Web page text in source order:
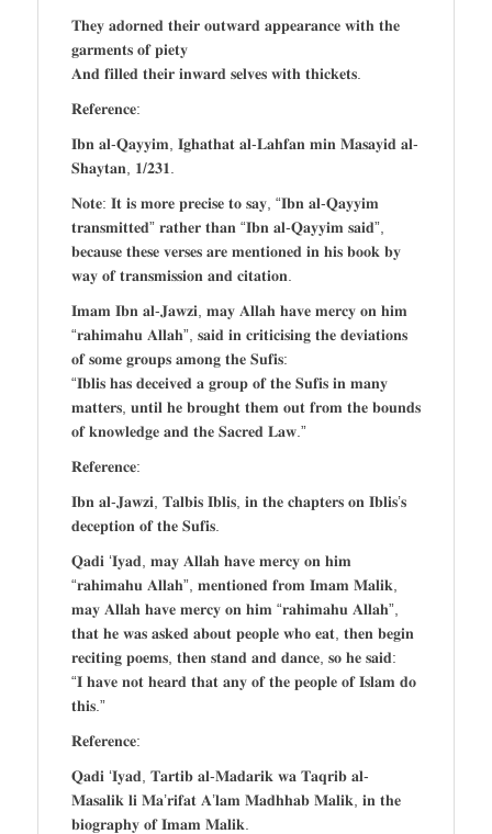
𝐓𝐡𝐞𝐲 𝐚𝐝𝐨𝐫𝐧𝐞𝐝 𝐭𝐡𝐞𝐢𝐫 𝐨𝐮𝐭𝐰𝐚𝐫𝐝 𝐚𝐩𝐩𝐞𝐚𝐫𝐚𝐧𝐜𝐞 𝐰𝐢𝐭𝐡 𝐭𝐡𝐞
𝐠𝐚𝐫𝐦𝐞𝐧𝐭𝐬 𝐨𝐟 𝐩𝐢𝐞𝐭𝐲
𝐀𝐧𝐝 𝐟𝐢𝐥𝐥𝐞𝐝 𝐭𝐡𝐞𝐢𝐫 𝐢𝐧𝐰𝐚𝐫𝐝 𝐬𝐞𝐥𝐯𝐞𝐬 𝐰𝐢𝐭𝐡 𝐭𝐡𝐢𝐜𝐤𝐞𝐭𝐬.
𝐑𝐞𝐟𝐞𝐫𝐞𝐧𝐜𝐞:
𝐈𝐛𝐧 𝐚𝐥-𝐐𝐚𝐲𝐲𝐢𝐦, 𝐈𝐠𝐡𝐚𝐭𝐡𝐚𝐭 𝐚𝐥-𝐋𝐚𝐡𝐟𝐚𝐧 𝐦𝐢𝐧 𝐌𝐚𝐬𝐚𝐲𝐢𝐝 𝐚𝐥-
𝐒𝐡𝐚𝐲𝐭𝐚𝐧, 𝟏/𝟐𝟑𝟏.
𝐍𝐨𝐭𝐞: 𝐈𝐭 𝐢𝐬 𝐦𝐨𝐫𝐞 𝐩𝐫𝐞𝐜𝐢𝐬𝐞 𝐭𝐨 𝐬𝐚𝐲, “𝐈𝐛𝐧 𝐚𝐥-𝐐𝐚𝐲𝐲𝐢𝐦
𝐭𝐫𝐚𝐧𝐬𝐦𝐢𝐭𝐭𝐞𝐝” 𝐫𝐚𝐭𝐡𝐞𝐫 𝐭𝐡𝐚𝐧 “𝐈𝐛𝐧 𝐚𝐥-𝐐𝐚𝐲𝐲𝐢𝐦 𝐬𝐚𝐢𝐝”,
𝐛𝐞𝐜𝐚𝐮𝐬𝐞 𝐭𝐡𝐞𝐬𝐞 𝐯𝐞𝐫𝐬𝐞𝐬 𝐚𝐫𝐞 𝐦𝐞𝐧𝐭𝐢𝐨𝐧𝐞𝐝 𝐢𝐧 𝐡𝐢𝐬 𝐛𝐨𝐨𝐤 𝐛𝐲
𝐰𝐚𝐲 𝐨𝐟 𝐭𝐫𝐚𝐧𝐬𝐦𝐢𝐬𝐬𝐢𝐨𝐧 𝐚𝐧𝐝 𝐜𝐢𝐭𝐚𝐭𝐢𝐨𝐧.
𝐈𝐦𝐚𝐦 𝐈𝐛𝐧 𝐚𝐥-𝐉𝐚𝐰𝐳𝐢, 𝐦𝐚𝐲 𝐀𝐥𝐥𝐚𝐡 𝐡𝐚𝐯𝐞 𝐦𝐞𝐫𝐜𝐲 𝐨𝐧 𝐡𝐢𝐦
“𝐫𝐚𝐡𝐢𝐦𝐚𝐡𝐮 𝐀𝐥𝐥𝐚𝐡”, 𝐬𝐚𝐢𝐝 𝐢𝐧 𝐜𝐫𝐢𝐭𝐢𝐜𝐢𝐬𝐢𝐧𝐠 𝐭𝐡𝐞 𝐝𝐞𝐯𝐢𝐚𝐭𝐢𝐨𝐧𝐬
𝐨𝐟 𝐬𝐨𝐦𝐞 𝐠𝐫𝐨𝐮𝐩𝐬 𝐚𝐦𝐨𝐧𝐠 𝐭𝐡𝐞 𝐒𝐮𝐟𝐢𝐬:
“𝐈𝐛𝐥𝐢𝐬 𝐡𝐚𝐬 𝐝𝐞𝐜𝐞𝐢𝐯𝐞𝐝 𝐚 𝐠𝐫𝐨𝐮𝐩 𝐨𝐟 𝐭𝐡𝐞 𝐒𝐮𝐟𝐢𝐬 𝐢𝐧 𝐦𝐚𝐧𝐲
𝐦𝐚𝐭𝐭𝐞𝐫𝐬, 𝐮𝐧𝐭𝐢𝐥 𝐡𝐞 𝐛𝐫𝐨𝐮𝐠𝐡𝐭 𝐭𝐡𝐞𝐦 𝐨𝐮𝐭 𝐟𝐫𝐨𝐦 𝐭𝐡𝐞 𝐛𝐨𝐮𝐧𝐝𝐬
𝐨𝐟 𝐤𝐧𝐨𝐰𝐥𝐞𝐝𝐠𝐞 𝐚𝐧𝐝 𝐭𝐡𝐞 𝐒𝐚𝐜𝐫𝐞𝐝 𝐋𝐚𝐰.”
𝐑𝐞𝐟𝐞𝐫𝐞𝐧𝐜𝐞:
𝐈𝐛𝐧 𝐚𝐥-𝐉𝐚𝐰𝐳𝐢, 𝐓𝐚𝐥𝐛𝐢𝐬 𝐈𝐛𝐥𝐢𝐬, 𝐢𝐧 𝐭𝐡𝐞 𝐜𝐡𝐚𝐩𝐭𝐞𝐫𝐬 𝐨𝐧 𝐈𝐛𝐥𝐢𝐬’𝐬
𝐝𝐞𝐜𝐞𝐩𝐭𝐢𝐨𝐧 𝐨𝐟 𝐭𝐡𝐞 𝐒𝐮𝐟𝐢𝐬.
𝐐𝐚𝐝𝐢 ‘𝐈𝐲𝐚𝐝, 𝐦𝐚𝐲 𝐀𝐥𝐥𝐚𝐡 𝐡𝐚𝐯𝐞 𝐦𝐞𝐫𝐜𝐲 𝐨𝐧 𝐡𝐢𝐦
“𝐫𝐚𝐡𝐢𝐦𝐚𝐡𝐮 𝐀𝐥𝐥𝐚𝐡”, 𝐦𝐞𝐧𝐭𝐢𝐨𝐧𝐞𝐝 𝐟𝐫𝐨𝐦 𝐈𝐦𝐚𝐦 𝐌𝐚𝐥𝐢𝐤,
𝐦𝐚𝐲 𝐀𝐥𝐥𝐚𝐡 𝐡𝐚𝐯𝐞 𝐦𝐞𝐫𝐜𝐲 𝐨𝐧 𝐡𝐢𝐦 “𝐫𝐚𝐡𝐢𝐦𝐚𝐡𝐮 𝐀𝐥𝐥𝐚𝐡”,
𝐭𝐡𝐚𝐭 𝐡𝐞 𝐰𝐚𝐬 𝐚𝐬𝐤𝐞𝐝 𝐚𝐛𝐨𝐮𝐭 𝐩𝐞𝐨𝐩𝐥𝐞 𝐰𝐡𝐨 𝐞𝐚𝐭, 𝐭𝐡𝐞𝐧 𝐛𝐞𝐠𝐢𝐧
𝐫𝐞𝐜𝐢𝐭𝐢𝐧𝐠 𝐩𝐨𝐞𝐦𝐬, 𝐭𝐡𝐞𝐧 𝐬𝐭𝐚𝐧𝐝 𝐚𝐧𝐝 𝐝𝐚𝐧𝐜𝐞, 𝐬𝐨 𝐡𝐞 𝐬𝐚𝐢𝐝:
“𝐈 𝐡𝐚𝐯𝐞 𝐧𝐨𝐭 𝐡𝐞𝐚𝐫𝐝 𝐭𝐡𝐚𝐭 𝐚𝐧𝐲 𝐨𝐟 𝐭𝐡𝐞 𝐩𝐞𝐨𝐩𝐥𝐞 𝐨𝐟 𝐈𝐬𝐥𝐚𝐦 𝐝𝐨
𝐭𝐡𝐢𝐬.”
𝐑𝐞𝐟𝐞𝐫𝐞𝐧𝐜𝐞:
𝐐𝐚𝐝𝐢 ‘𝐈𝐲𝐚𝐝, 𝐓𝐚𝐫𝐭𝐢𝐛 𝐚𝐥-𝐌𝐚𝐝𝐚𝐫𝐢𝐤 𝐰𝐚 𝐓𝐚𝐪𝐫𝐢𝐛 𝐚𝐥-
𝐌𝐚𝐬𝐚𝐥𝐢𝐤 𝐥𝐢 𝐌𝐚’𝐫𝐢𝐟𝐚𝐭 𝐀’𝐥𝐚𝐦 𝐌𝐚𝐝𝐡𝐡𝐚𝐛 𝐌𝐚𝐥𝐢𝐤, 𝐢𝐧 𝐭𝐡𝐞
𝐛𝐢𝐨𝐠𝐫𝐚𝐩𝐡𝐲 𝐨𝐟 𝐈𝐦𝐚𝐦 𝐌𝐚𝐥𝐢𝐤.